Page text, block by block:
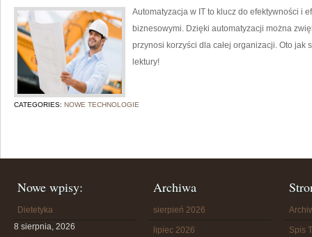
Automatyzacja w IT to klucz do efektywności i
biznesowymi. Dzięki automatyzacji można
przynosi korzyści dla całej organizacji. Oto
lektury!
CATEGORIES: NOWE TECHNOLOGIE
Nowe wpisy:
Dietetyka
8 sierpnia, 2026
Archiwa
sierpień 2026
lipiec 2026 Spis